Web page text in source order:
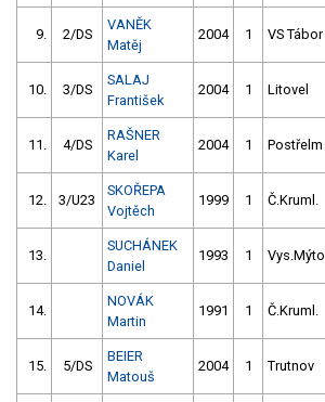
9. 2/DS
VANĚK
Matěj
2004 1 VS Tábor
10. 3/DS
SALAJ
František
2004 1 Litovel
11. 4/DS
RAŠNER
Karel
2004 1 Postřelm
12. 3/U23
SKOŘEPA
Vojtěch
1999 1 Č.Kruml.
13.
SUCHÁNEK
Daniel
1993 1 Vys.Mýto
14.
NOVÁK
Martin
1991 1 Č.Kruml.
15. 5/DS
BEIER
Matouš
2004 1 Trutnov